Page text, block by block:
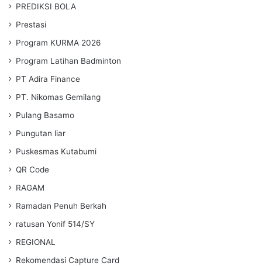
PREDIKSI BOLA
Prestasi
Program KURMA 2026
Program Latihan Badminton
PT Adira Finance
PT. Nikomas Gemilang
Pulang Basamo
Pungutan liar
Puskesmas Kutabumi
QR Code
RAGAM
Ramadan Penuh Berkah
ratusan Yonif 514/SY
REGIONAL
Rekomendasi Capture Card